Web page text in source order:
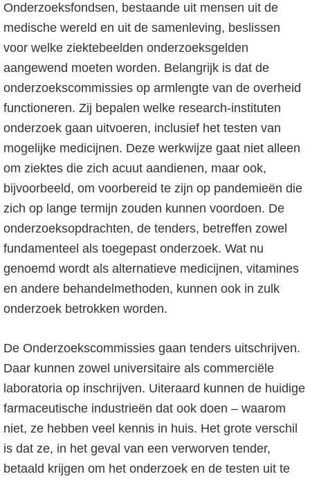
Onderzoeksfondsen, bestaande uit mensen uit de
medische wereld en uit de samenleving, beslissen
voor welke ziektebeelden onderzoeksgelden
aangewend moeten worden. Belangrijk is dat de
onderzoekscommissies op armlengte van de overheid
functioneren. Zij bepalen welke research-instituten
onderzoek gaan uitvoeren, inclusief het testen van
mogelijke medicijnen. Deze werkwijze gaat niet alleen
om ziektes die zich acuut aandienen, maar ook,
bijvoorbeeld, om voorbereid te zijn op pandemieën die
zich op lange termijn zouden kunnen voordoen. De
onderzoeksopdrachten, de tenders, betreffen zowel
fundamenteel als toegepast onderzoek. Wat nu
genoemd wordt als alternatieve medicijnen, vitamines
en andere behandelmethoden, kunnen ook in zulk
onderzoek betrokken worden.
De Onderzoekscommissies gaan tenders uitschrijven.
Daar kunnen zowel universitaire als commerciële
laboratoria op inschrijven. Uiteraard kunnen de huidige
farmaceutische industrieën dat ook doen – waarom
niet, ze hebben veel kennis in huis. Het grote verschil
is dat ze, in het geval van een verworven tender,
betaald krijgen om het onderzoek en de testen uit te